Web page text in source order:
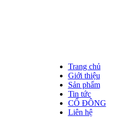
Trang chủ
Giới thiệu
Sản phẩm
Tin tức
CỔ ĐÔNG
Liên hệ